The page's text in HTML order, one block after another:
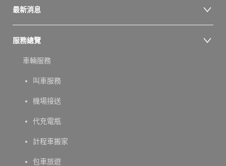
最新消息
服務總覽
車輛服務
叫車服務
機場接送
代充電瓶
計程車搬家
包車旅遊